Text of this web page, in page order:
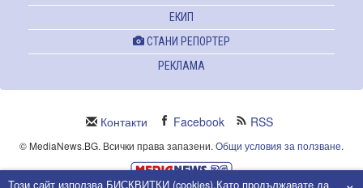
ЕКИП
СТАНИ РЕПОРТЕР
РЕКЛАМА
Контакти Facebook RSS
© MediaNews.BG. Всички права запазени. Общи условия за ползване.
Този сайт използва БИСКВИТКИ (cookies).Като продължавате да